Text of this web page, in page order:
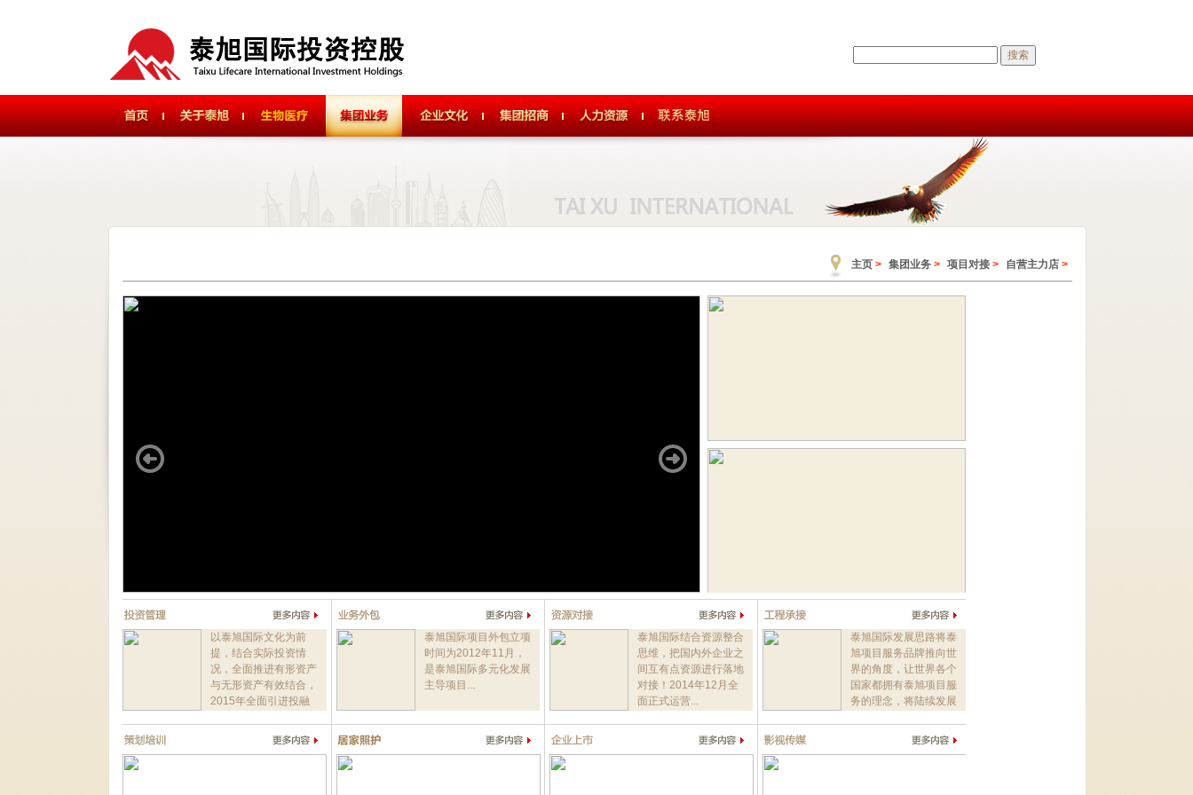
搜索
主页 > 集团业务 > 项目对接 > 自营主力店 >
以泰旭国际文化为前
提，结合实际投资情
况，全面推进有形资产
与无形资产有效结合，
2015年全面引进投融
泰旭国际项目外包立项
时间为2012年11月，
是泰旭国际多元化发展
主导项目...
泰旭国际结合资源整合
思维，把国内外企业之
间互有点资源进行落地
对接！2014年12月全
面正式运营...
泰旭国际发展思路将泰
旭项目服务品牌推向世
界的角度，让世界各个
国家都拥有泰旭项目服
务的理念，将陆续发展